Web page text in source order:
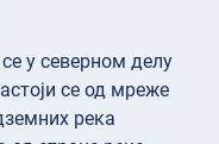
у северном делу
се од мреже
река